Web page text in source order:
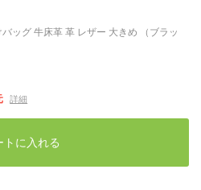
ッグ 牛床革 革 レザー 大きめ （ブラッ
詳細
トに入れる